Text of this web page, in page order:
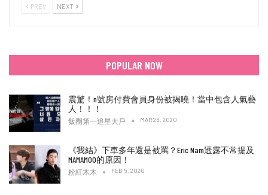
PREV NEXT
POPULAR NOW
震驚！n號房付費會員身份被揭曉！當中包含人氣藝
人！！！
飯圈第一追星大戶 MAR 25, 2020
《我結》下車多年還是被罵？Eric Nam透露不常提及
MAMAMOO的原因！
粉紅木木 FEB 5, 2020